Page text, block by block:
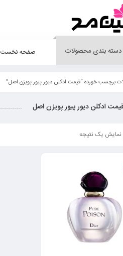
دسته بندی محصولات صفحه نخست
برچسب خورده “قیمت ادکلن دیور پیور پویزن اصل”
ادکلن دیور پیور پویزن اصل
نمایش یک نتیجه